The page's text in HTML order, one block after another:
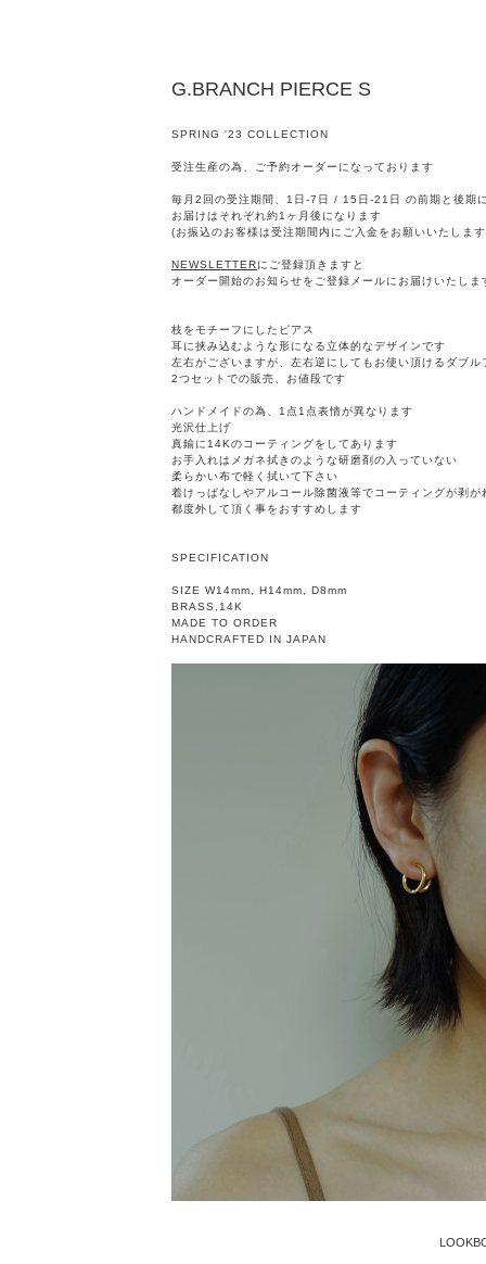
G.BRANCH PIERCE S
SPRING '23 COLLECTION
受注生産の為、ご予約オーダーになっております
毎月2回の受注期間、1日-7日 / 15日-21日 の前期と後期
お届けはそれぞれ約1ヶ月後になります
(お振込のお客様は受注期間内にご入金をお願いいたしま
NEWSLETTERにご登録頂きますと
オーダー開始のお知らせをご登録メールにお届けいたしま
枝をモチーフにしたピアス
耳に挟み込むような形になる立体的なデザインです
左右がございますが、左右逆にしてもお使い頂けるダブル
2つセットでの販売、お値段です
ハンドメイドの為、1点1点表情が異なります
光沢仕上げ
真鍮に14Kのコーティングをしてあります
お手入れはメガネ拭きのような研磨剤の入っていない
柔らかい布で軽く拭いて下さい
着けっぱなしやアルコール除菌液等でコーティングが剥
都度外して頂く事をおすすめします
SPECIFICATION
SIZE W14mm, H14mm, D8mm
BRASS,14K
MADE TO ORDER
HANDCRAFTED IN JAPAN